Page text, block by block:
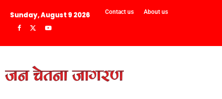
Sunday, August 9 2026 Contact us About us